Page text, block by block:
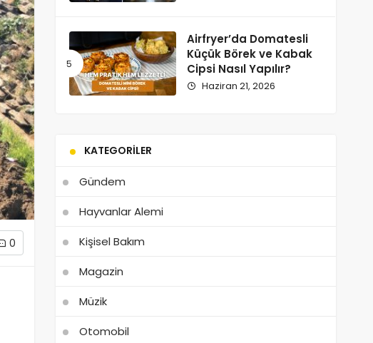
0
Doğurdu
Airfryer’da Domatesli
Küçük Börek ve Kabak
Cipsi Nasıl Yapılır?
Haziran 21, 2026
KATEGORILER
Gündem
Hayvanlar Alemi
Kişisel Bakım
Magazin
Müzik
Otomobil